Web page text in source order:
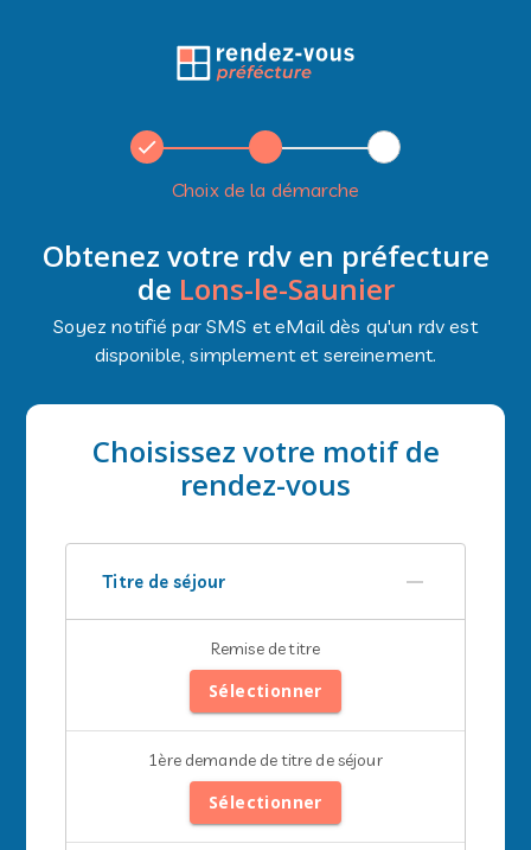
Obtenez votre rdv en préfecture
de Lons-le-Saunier
Soyez notifié par SMS et eMail dès qu'un rdv est
disponible, simplement et sereinement.
Choisissez votre motif de
rendez-vous
Titre de séjour
Remise de titre
Sélectionner
1ère demande de titre de séjour
Sélectionner
Choix de la démarche